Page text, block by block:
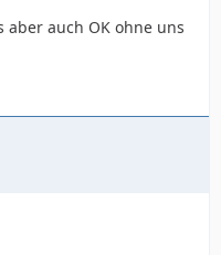
auch OK ohne uns